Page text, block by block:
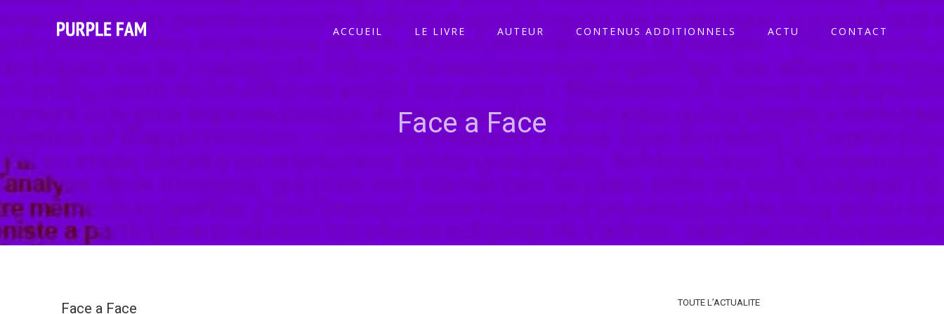
ACCUEIL LE LIVRE AUTEUR CONTENUS ADDITIONNELS ACTU CONTACT
Face a Face
Face a Face TOUTE L’ACTUALITE